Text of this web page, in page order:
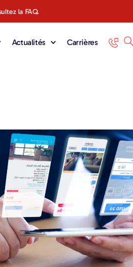
la FAQ.
Actualités Carrières